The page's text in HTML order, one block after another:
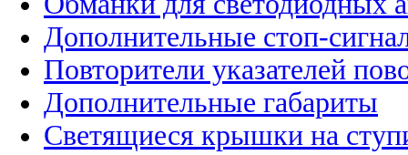
Дополнительные стоп-
Повторители указателей
Дополнительные габариты
Светящиеся крышки на